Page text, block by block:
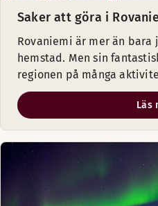
Saker att göra i
Rovaniemi är mer än
hemstad. Men sin
regionen på många
Läs